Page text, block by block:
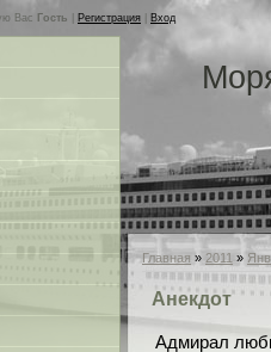
Вас Гость Регистрация Вход
Главная » 2011 »
Анекдот
Адмирал